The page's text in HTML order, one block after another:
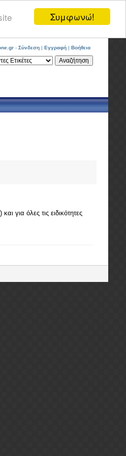
Συμφωνώ!
- Σύνδεση | Εγγραφή | Βοήθεια
για όλες τις ειδικότητες